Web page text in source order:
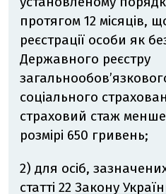
протягом 12 місяців,
реєстрації особи як
Державного реєстру
соціального
страховий стаж менше
розмірі 650 гривень;
2) для осіб,
статті 22 Закону